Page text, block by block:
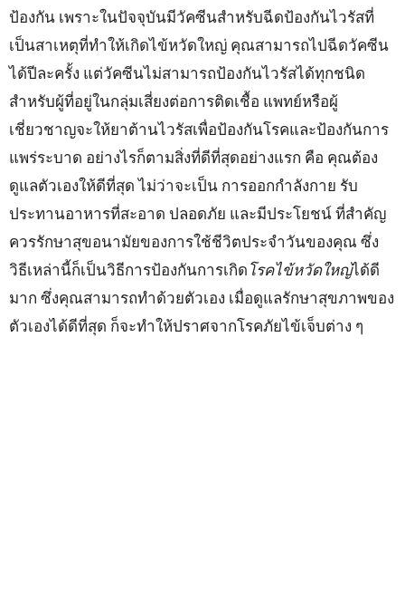
ป้องกัน เพราะในปัจจุบันมีวัคซีนสำหรับฉีดป้องกันไวรัสที่
เป็นสาเหตุที่ทำให้เกิดไข้หวัดใหญ่ คุณสามารถไปฉีดวัคซีน
ได้ปีละครั้ง แต่วัคซีนไม่สามารถป้องกันไวรัสได้ทุกชนิด
สำหรับผู้ที่อยู่ในกลุ่มเสี่ยงต่อการติดเชื้อ แพทย์หรือผู้
เชี่ยวชาญจะให้ยาต้านไวรัสเพื่อป้องกันโรคและป้องกันการ
แพร่ระบาด อย่างไรก็ตามสิ่งที่ดีที่สุดอย่างแรก คือ คุณต้อง
ดูแลตัวเองให้ดีที่สุด ไม่ว่าจะเป็น การออกกำลังกาย รับ
ประทานอาหารที่สะอาด ปลอดภัย และมีประโยชน์ ที่สำคัญ
ควรรักษาสุขอนามัยของการใช้ชีวิตประจำวันของคุณ ซึ่ง
วิธีเหล่านี้ก็เป็นวิธีการป้องกันการเกิดโรคไข้หวัดใหญ่ได้ดี
มาก ซึ่งคุณสามารถทำด้วยตัวเอง เมื่อดูแลรักษาสุขภาพของ
ตัวเองได้ดีที่สุด ก็จะทำให้ปราศจากโรคภัยไข้เจ็บต่าง ๆ